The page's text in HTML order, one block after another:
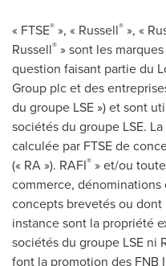
« FTSE® », « Russell® », «
Russell® » sont les
question faisant partie du
Group plc et des
du groupe LSE ») et sont
sociétés du groupe LSE.
calculée par FTSE de
(« RA »). RAFI® » et/ou
commerce,
concepts brevetés ou
instance sont la propriété
sociétés du groupe LSE ni
font la promotion des FNB